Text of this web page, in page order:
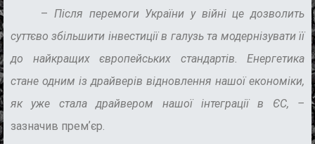
– Після перемоги України у війні це дозволить
суттєво збільшити інвестиції в галузь та модернізувати її
до найкращих європейських стандартів. Енергетика
стане одним із драйверів відновлення нашої економіки,
як уже стала драйвером нашої інтеграції в ЄС, –
зазначив премʼєр.